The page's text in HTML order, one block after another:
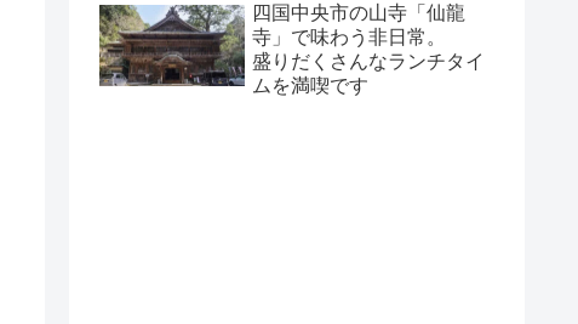
四国中央市の山寺「仙龍
寺」で味わう非日常。
盛りだくさんなランチタイ
ムを満喫です